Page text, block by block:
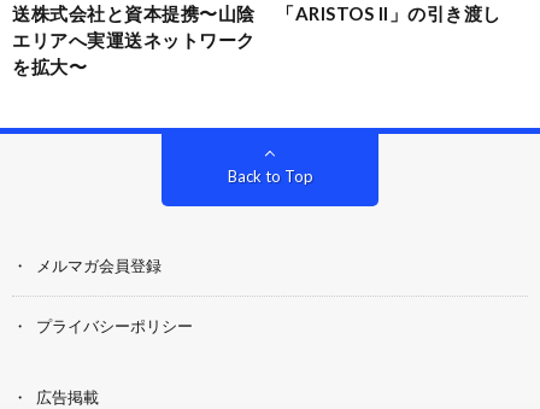
送株式会社と資本提携〜山陰
エリアへ実運送ネットワーク
を拡大〜
「ARISTOS II」の引き渡し
Back to Top
メルマガ会員登録
プライバシーポリシー
広告掲載